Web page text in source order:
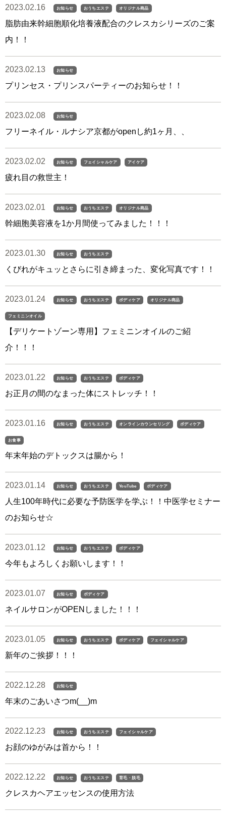
2023.02.16 お知らせ おうちエステ オリジナル商品
脂肪由来幹細胞順化培養液配合のクレスカシリーズのご案
内！！
2023.02.13 お知らせ
プリンセス・プリンスパーティーのお知らせ！！
2023.02.08 お知らせ
フリーネイル・ルナシア京都がopenし約1ヶ月、、
2023.02.02 お知らせ フェイシャルケア アイケア
疲れ目の救世主！
2023.02.01 お知らせ おうちエステ オリジナル商品
幹細胞美容液を1か月間使ってみました！！！
2023.01.30 お知らせ おうちエステ
くびれがキュッとさらに引き締まった、変化写真です！！
2023.01.24 お知らせ おうちエステ ボディケア オリジナル商品
フェミニンオイル
【デリケートゾーン専用】フェミニンオイルのご紹
介！！！
2023.01.22 お知らせ おうちエステ ボディケア
お正月の間のなまった体にストレッチ！！
2023.01.16 お知らせ おうちエステ オンラインカウンセリング ボディケア
お食事
年末年始のデトックスは腸から！
2023.01.14 お知らせ おうちエステ YouTube ボディケア
人生100年時代に必要な予防医学を学ぶ！！中医学セミナー
のお知らせ☆
2023.01.12 お知らせ おうちエステ ボディケア
今年もよろしくお願いします！！
2023.01.07 お知らせ ボディケア
ネイルサロンがOPENしました！！！
2023.01.05 お知らせ おうちエステ ボディケア フェイシャルケア
新年のご挨拶！！！
2022.12.28 お知らせ
年末のごあいさつm(__)m
2022.12.23 お知らせ おうちエステ フェイシャルケア
お顔のゆがみは首から！！
2022.12.22 お知らせ おうちエステ 育毛・脱毛
クレスカヘアエッセンスの使用方法